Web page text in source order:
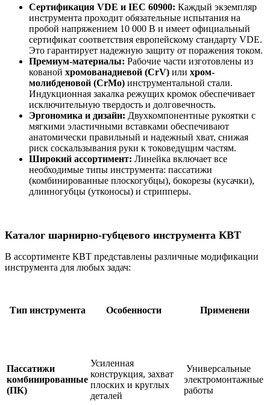
Сертификация VDE и IEC 60900: Каждый экземпляр
инструмента проходит обязательные испытания на
пробой напряжением 10 000 В и имеет официальный
сертификат соответствия европейскому стандарту VDE.
Это гарантирует надежную защиту от поражения током.
Премиум-материалы: Рабочие части изготовлены из
кованой хромованадиевой (CrV) или хром-
молибденовой (CrMo) инструментальной стали.
Индукционная закалка режущих кромок обеспечивает
исключительную твердость и долговечность.
Эргономика и дизайн: Двухкомпонентные рукоятки с
мягкими эластичными вставками обеспечивают
анатомически правильный и надежный хват, снижая
риск соскальзывания руки к токоведущим частям.
Широкий ассортимент: Линейка включает все
необходимые типы инструмента: пассатижи
(комбинированные плоскогубцы), бокорезы (кусачки),
длинногубцы (утконосы) и стрипперы.
Каталог шарнирно-губцевого инструмента КВТ
В ассортименте КВТ представлены различные модификации
инструмента для любых задач:
Тип инструмента Особенности Применени
Пассатижи
комбинированные
(ПК)
Усиленная
конструкция, захват
плоских и круглых
деталей
Универсальные
электромонтажные
работы